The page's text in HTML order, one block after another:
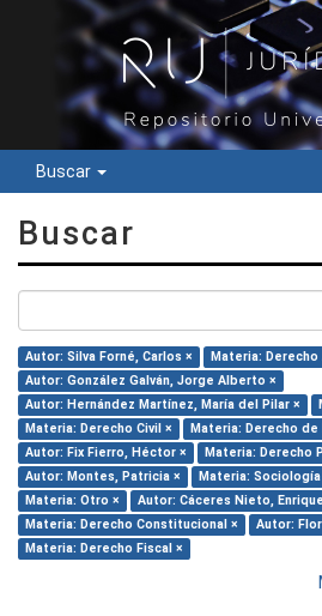
Buscar
Buscar
Autor: Silva Forné, Carlos ×
Materia: Derecho
Autor: González Galván, Jorge Alberto ×
Autor: Hernández Martínez, María del Pilar ×
Materia: Derecho Civil ×
Materia: Derecho de
Autor: Fix Fierro, Héctor ×
Materia: Derecho
Autor: Montes, Patricia ×
Materia:
Materia: Otro ×
Autor: Cáceres Nieto,
Materia: Derecho Constitucional ×
Autor:
Materia: Derecho Fiscal ×